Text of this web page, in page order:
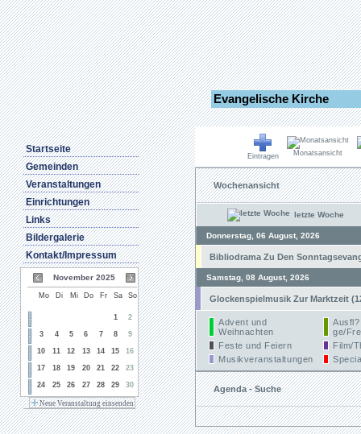
Evangelische Kirche
Startseite
Gemeinden
Veranstaltungen
Einrichtungen
Links
Bildergalerie
Kontakt/Impressum
November 2025
Mo Di Mi Do Fr Sa So
1 2
3 4 5 6 7 8 9
10 11 12 13 14 15 16
17 18 19 20 21 22 23
24 25 26 27 28 29 30
Neue Veranstaltung einsenden
Eintragen Monatsansicht
Wochenansicht
letzte Woche
Donnerstag, 06 August, 2026
Bibliodrama Zu Den
Samstag, 08 August, 2026
Glockenspielmusik Zur Marktzeit
Advent und
Weihnachten
Ausfl?
ge/
Feste und Feiern
Film/
Musikveranstaltungen
Agenda - Suche